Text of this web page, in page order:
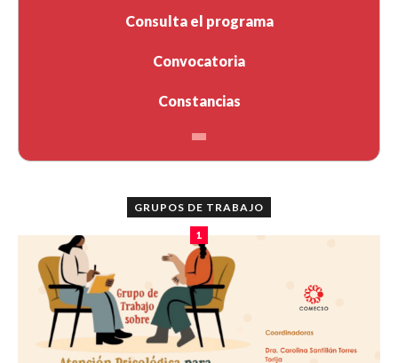
Consulta el programa
Convocatoria
Constancias
GRUPOS DE TRABAJO
1